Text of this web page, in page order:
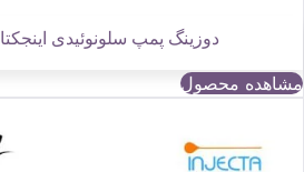
دوزینگ پمپ سلونوئیدی اینجکتا ATHENA AM
مشاهده محصول